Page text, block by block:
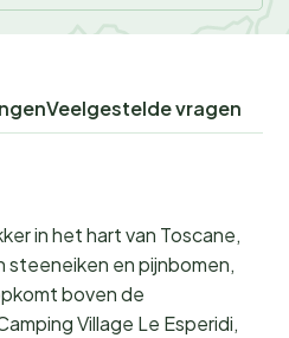
Veelgestelde vragen
in het hart van Toscane,
steeneiken en pijnbomen,
boven de
Village Le Esperidi,